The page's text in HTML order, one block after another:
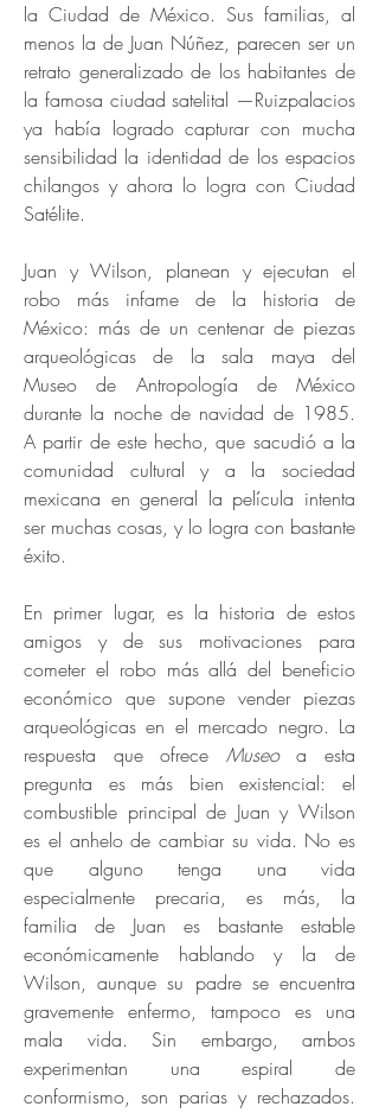
la Ciudad de México. Sus familias, al
menos la de Juan Núñez, parecen ser un
retrato generalizado de los habitantes de
la famosa ciudad satelital —Ruizpalacios
ya había logrado capturar con mucha
sensibilidad la identidad de los espacios
chilangos y ahora lo logra con Ciudad
Satélite.
Juan y Wilson, planean y ejecutan el
robo más infame de la historia de
México: más de un centenar de piezas
arqueológicas de la sala maya del
Museo de Antropología de México
durante la noche de navidad de 1985.
A partir de este hecho, que sacudió a la
comunidad cultural y a la sociedad
mexicana en general la película intenta
ser muchas cosas, y lo logra con bastante
éxito.
En primer lugar, es la historia de estos
amigos y de sus motivaciones para
cometer el robo más allá del beneficio
económico que supone vender piezas
arqueológicas en el mercado negro. La
respuesta que ofrece Museoa esta
pregunta es más bien existencial: el
combustible principal de Juan y Wilson
es el anhelo de cambiar su vida. No es
que alguno tenga una vida
especialmente precaria, es más, la
familia de Juan es bastante estable
económicamente hablando y la de
Wilson, aunque su padre se encuentra
gravemente enfermo, tampoco es una
mala vida. Sin embargo, ambos
experimentan una espiral de
conformismo, son parias y rechazados.